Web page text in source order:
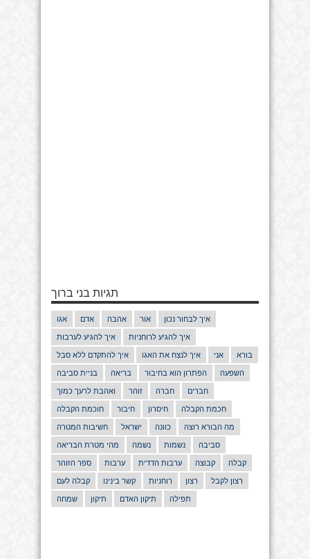
תגיות בני ברוך
אגו אדם אהבה אור איך לבחור נכון
איך להגיע לערבות איך להגיע לרוחניות
איך להתקדם ללא סבל איך לנצח את האגו אני בורא
בניית סביבה בריאה הפתרון הוא בחיבור השפעה
ואהבת לרעך כמוך זוהר חברה חברים
חוכמת הקבלה חיבור חיסרון חכמת הקבלה
חשיבות המטרה ישראל כוונה מה הבורא רוצה
מהי מטרת הבריאה נשמה נשמות סביבה
ספר הזוהר ערבות ערבות הדדית קבוצה קבלה
קבלה לעם קשר בינינו רוחניות רצון רצון לקבל
שמחה תיקון תיקון האדם תפילה